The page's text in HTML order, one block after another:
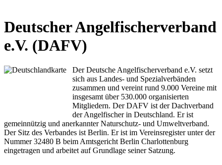
Deutscher Angelfischerverband
e.V. (DAFV)
Der Deutsche Angelfischerverband e.V. setzt
sich aus Landes- und Spezialverbänden
zusammen und vereint rund 9.000 Vereine mit
insgesamt über 530.000 organisierten
Mitgliedern. Der DAFV ist der Dachverband
der Angelfischer in Deutschland. Er ist
gemeinnützig und anerkannter Naturschutz- und Umweltverband.
Der Sitz des Verbandes ist Berlin. Er ist im Vereinsregister unter der
Nummer 32480 B beim Amtsgericht Berlin Charlottenburg
eingetragen und arbeitet auf Grundlage seiner Satzung.